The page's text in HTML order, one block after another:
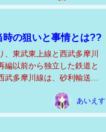
時の狙いと事情とは??
東武東上線と西武多摩川
編以前から独立した鉄道と
多摩川線は、砂利輸送を
あいえす